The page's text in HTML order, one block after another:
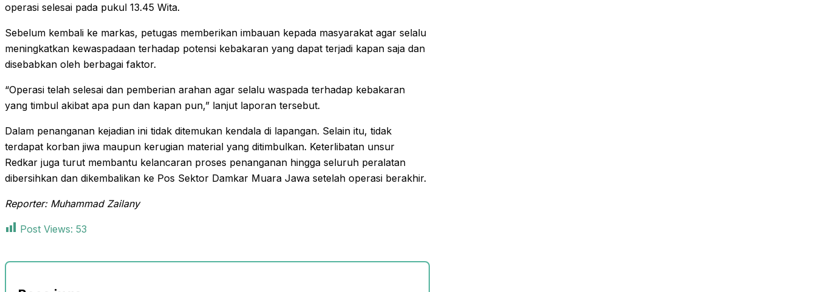
operasi selesai pada pukul 13.45 Wita.
Sebelum kembali ke markas, petugas memberikan imbauan kepada masyarakat agar selalu
meningkatkan kewaspadaan terhadap potensi kebakaran yang dapat terjadi kapan saja dan
disebabkan oleh berbagai faktor.
“Operasi telah selesai dan pemberian arahan agar selalu waspada terhadap kebakaran
yang timbul akibat apa pun dan kapan pun,” lanjut laporan tersebut.
Dalam penanganan kejadian ini tidak ditemukan kendala di lapangan. Selain itu, tidak
terdapat korban jiwa maupun kerugian material yang ditimbulkan. Keterlibatan unsur
Redkar juga turut membantu kelancaran proses penanganan hingga seluruh peralatan
dibersihkan dan dikembalikan ke Pos Sektor Damkar Muara Jawa setelah operasi berakhir.
Reporter: Muhammad Zailany
Post Views: 53